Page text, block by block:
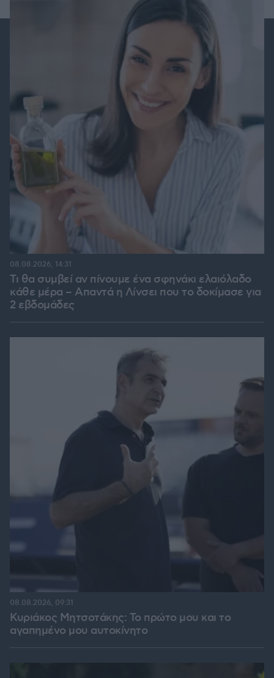
Τι θα συμβεί αν πίνουμε ένα σφηνάκι ελαιόλαδο
κάθε μέρα – Απαντά η Λίνσει που το δοκίμασε για
2 εβδομάδες
08.08.2026, 14:31
Κυριάκος Μητσοτάκης: Το πρώτο μου και το
αγαπημένο μου αυτοκίνητο
08.08.2026, 09:31